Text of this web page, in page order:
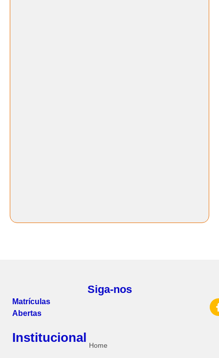
Matrículas
Abertas
Siga-nos
Institucional
Home